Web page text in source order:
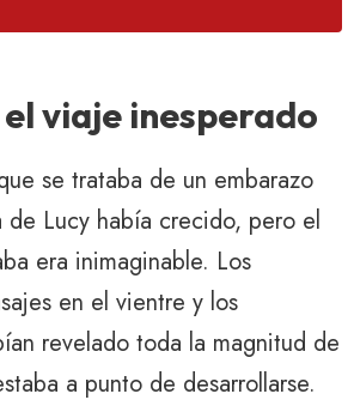
viaje inesperado
se trataba de un embarazo
Lucy había crecido, pero el
era inimaginable. Los
en el vientre y los
revelado toda la magnitud de
a punto de desarrollarse.